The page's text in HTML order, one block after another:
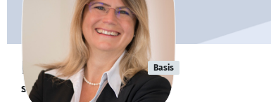
Nadja Neubig Basis
sucht neue Team-Mitglieder